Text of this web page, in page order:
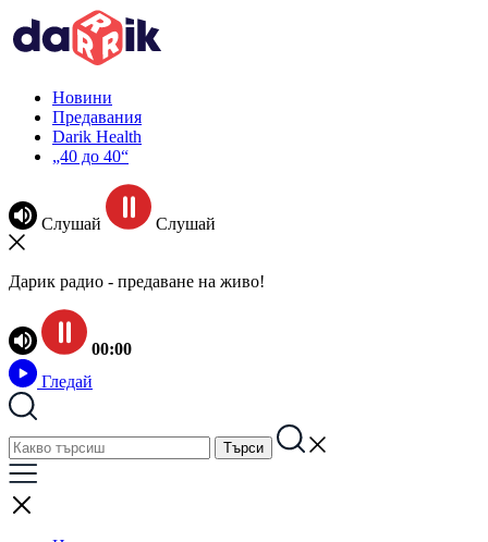
Новини
Предавания
Darik Health
„40 до 40“
Слушай Слушай
Дарик радио - предаване на живо!
00:00
Гледай